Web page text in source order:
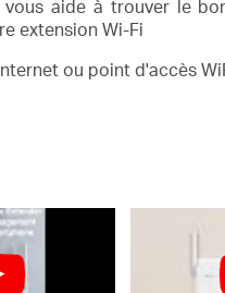
aide à trouver le
extension Wi-Fi
ou point d'accès